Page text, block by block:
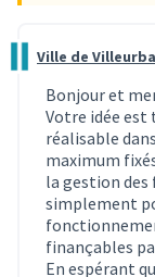
Commentaire 2588
Ville de
Bonjour et
Votre idée est
réalisable
maximum
la gestion des
simplement
finançables
En espérant